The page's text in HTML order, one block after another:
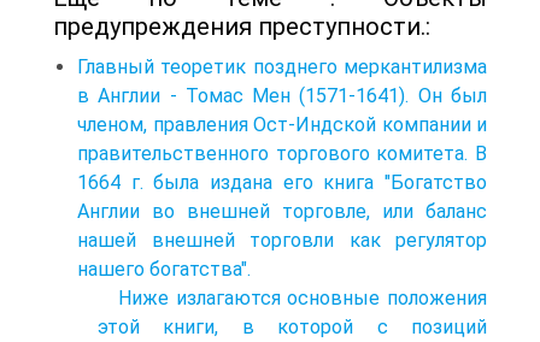
предупреждения преступности.:
Главный теоретик позднего меркантилизма
в Англии - Томас Мен (1571-1641). Он был
членом, правления Ост-Индской компании и
правительственного торгового комитета. В
1664 г. была издана его книга "Богатство
Англии во внешней торговле, или баланс
нашей внешней торговли как регулятор
нашего богатства".
Ниже излагаются основные положения
этой книги, в которой с позиций